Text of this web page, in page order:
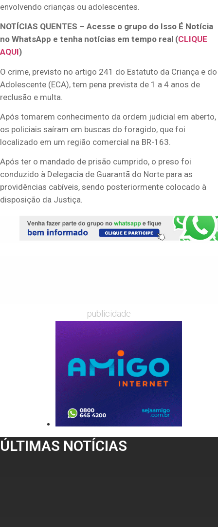
envolvendo crianças ou adolescentes.
NOTÍCIAS QUENTES – Acesse o grupo do Isso É Notícia
no WhatsApp e tenha notícias em tempo real (CLIQUE
AQUI)
O crime, previsto no artigo 241 do Estatuto da Criança e do
Adolescente (ECA), tem pena prevista de 1 a 4 anos de
reclusão e multa.
Após tomarem conhecimento da ordem judicial em aberto,
os policiais saíram em buscas do foragido, que foi
localizado em um região comercial na BR-163.
Após ter o mandado de prisão cumprido, o preso foi
conduzido à Delegacia de Guarantã do Norte para as
providências cabíveis, sendo posteriormente colocado à
disposição da Justiça.
publicidade
ÚLTIMAS NOTÍCIAS